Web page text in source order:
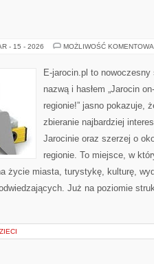
- 15 - 2026 MOŻLIWOŚĆ
E-jarocin.pl to
nazwą i hasłem „Jarocin
regionie!” jasno pokazuje,
zbieranie najbardziej
Jarocinie oraz szerzej o
regionie. To miejsce, w
życie miasta, turystykę, kulturę,
Już na poziomie